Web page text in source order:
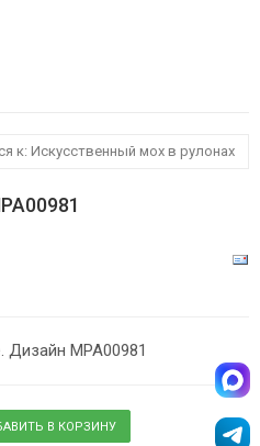
к: Искусственный мох в рулонах
Дизайн MPA00981